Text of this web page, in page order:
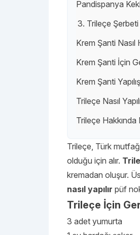
Pandispanya Keki
3. Trileçe Şerbeti
Krem Şanti Nasıl
Krem Şanti İçin
Krem Şanti
Trileçe Nasıl
Trileçe
Trileçe, Türk
olduğu için alır.
kremadan oluşur.
nasıl yapılır püf
Trileçe İçin
3 adet yumurta